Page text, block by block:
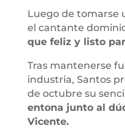
Luego de tomarse
el cantante
que feliz y listo
Tras mantenerse
industria, Santos
de octubre su
entona junto al
Vicente.